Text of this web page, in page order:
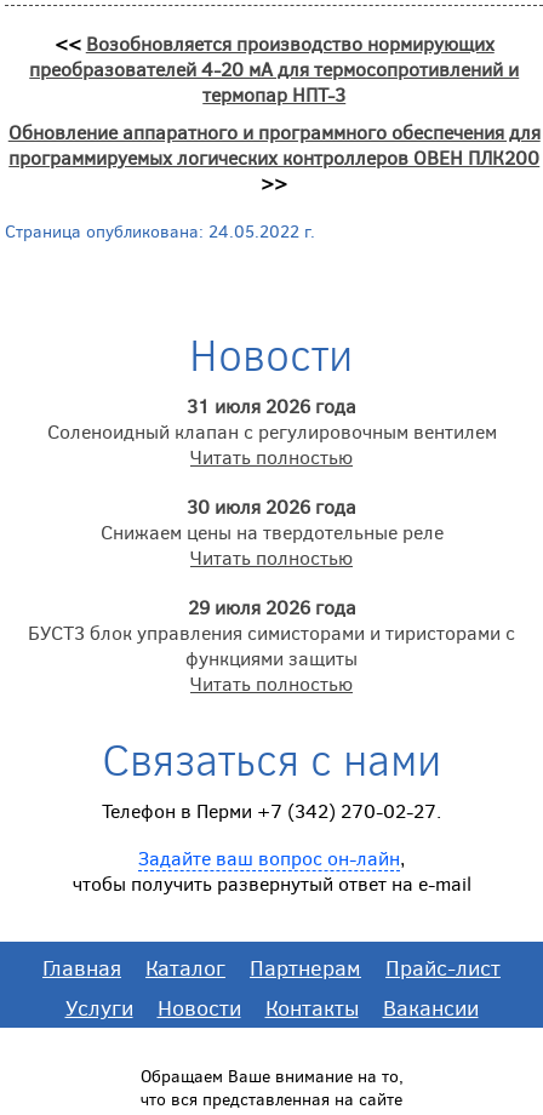
<< Возобновляется производство нормирующих
преобразователей 4-20 мА для термосопротивлений и
термопар НПТ-3
Обновление аппаратного и программного обеспечения для
программируемых логических контроллеров ОВЕН ПЛК200
>>
Страница опубликована: 24.05.2022 г.
Новости
31 июля 2026 года
Соленоидный клапан с регулировочным вентилем
Читать полностью
30 июля 2026 года
Снижаем цены на твердотельные реле
Читать полностью
29 июля 2026 года
БУСТ3 блок управления симисторами и тиристорами с
функциями защиты
Читать полностью
Связаться с нами
Телефон в Перми +7 (342) 270-02-27.
Задайте ваш вопрос он-лайн,
чтобы получить развернутый ответ на e-mail
Главная Каталог Партнерам
Прайс-лист
Услуги
Новости Контакты Вакансии
Обращаем Ваше внимание на то,
что вся представленная на сайте